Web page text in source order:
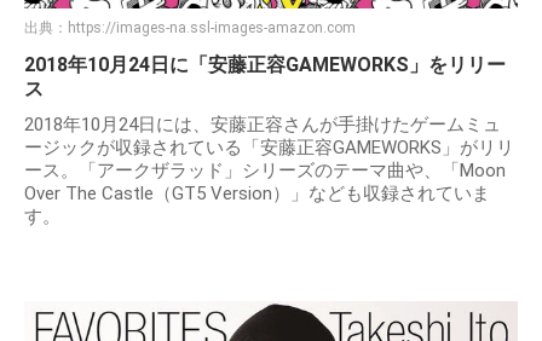
出典： https://images-na.ssl-images-amazon.com
2018年10月24日に「安藤正容GAMEWORKS」をリリー
ス
2018年10月24日には、安藤正容さんが手掛けたゲームミュ
ージックが収録されている「安藤正容GAMEWORKS」がリリ
ース。「アークザラッド」シリーズのテーマ曲や、「Moon
Over The Castle（GT5 Version）」なども収録されていま
す。